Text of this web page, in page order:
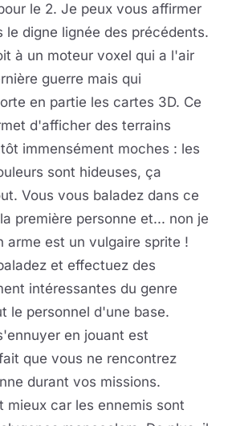
le 2. Je peux vous affirmer
le digne lignée des précédents.
à un moteur voxel qui a l'air
guerre mais qui
en partie les cartes 3D. Ce
d'afficher des terrains
immensément moches : les
sont hideuses, ça
Vous vous baladez dans ce
première personne et... non je
arme est un vulgaire sprite !
et effectuez des
intéressantes du genre
le personnel d'une base.
en jouant est
que vous ne rencontrez
durant vos missions.
mieux car les ennemis sont